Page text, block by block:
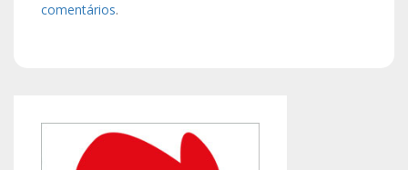
comentários.